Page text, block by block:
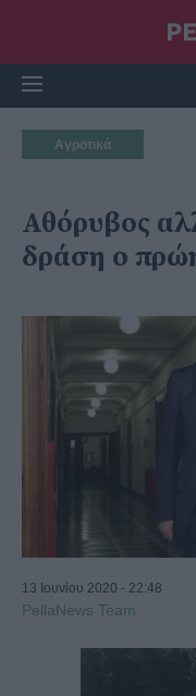
Αγροτικά
Αθόρυβος
δράση ο
13 Ιουνίου 2020 - 22:48
PellaNews Team